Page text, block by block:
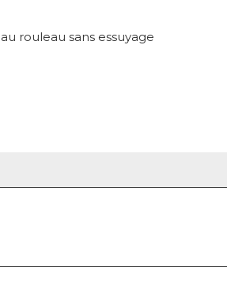
rouleau sans essuyage